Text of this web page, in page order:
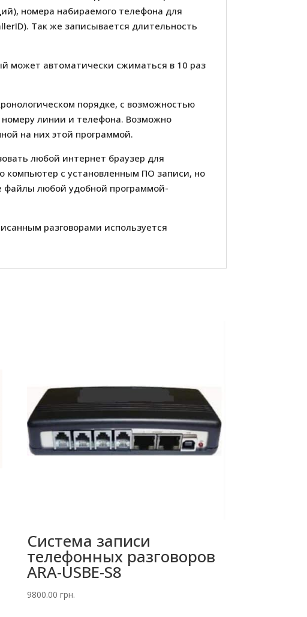
номера набираемого телефона для
Так же записывается длительность
может автоматически сжиматься в 10 раз
порядке, с возможностью
номеру линии и телефона. Возможно
на них этой программой.
любой интернет браузер для
компьютер с установленным ПО записи, но
любой удобной программой-
разговорами используется
Система записи
телефонных разговоров
ARA-USBE-S8
9800.00грн.